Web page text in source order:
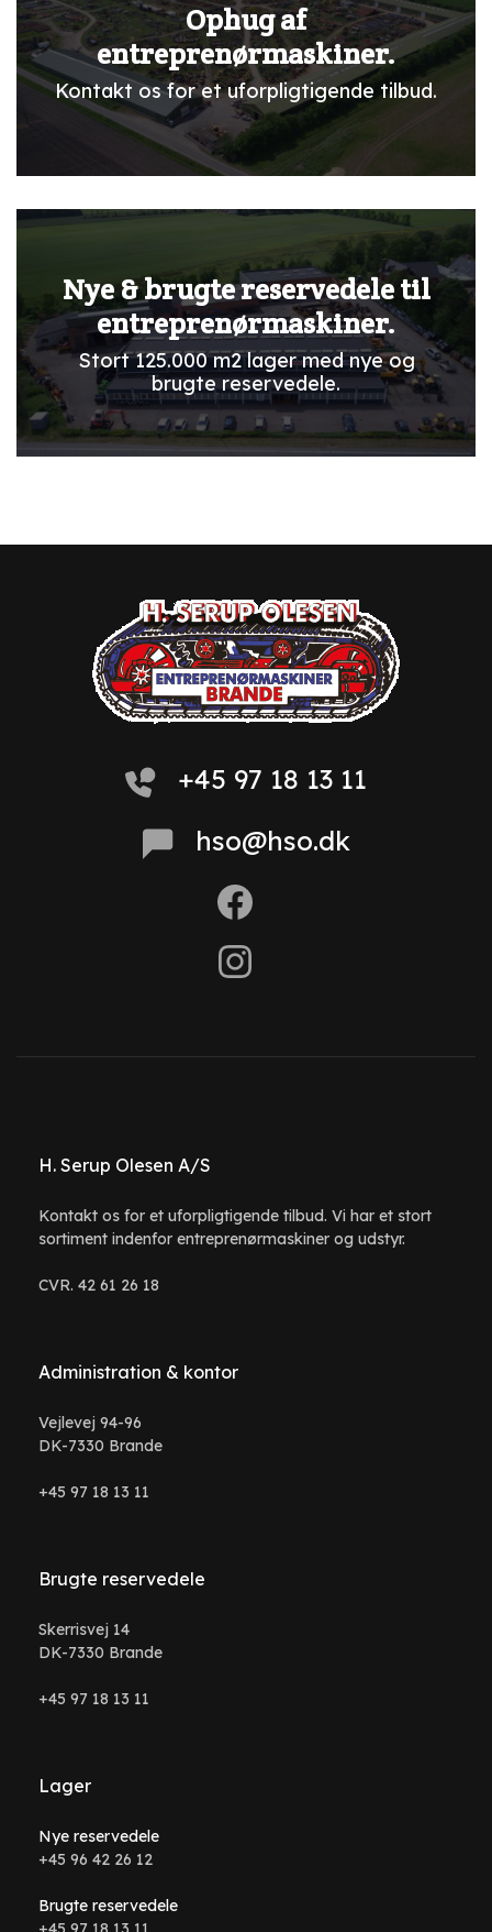
Ophug af
entreprenørmaskiner.
Kontakt os for et uforpligtigende tilbud.
Nye & brugte reservedele til
entreprenørmaskiner.
Stort 125.000 m2 lager med nye og
brugte reservedele.
+45 97 18 13 11
hso@hso.dk
H. Serup Olesen A/S
Kontakt os for et uforpligtigende tilbud. Vi har et stort
sortiment indenfor entreprenørmaskiner og udstyr.
CVR. 42 61 26 18
Administration & kontor
Vejlevej 94-96
DK-7330 Brande
+45 97 18 13 11
Brugte reservedele
Skerrisvej 14
DK-7330 Brande
+45 97 18 13 11
Lager
Nye reservedele
+45 96 42 26 12
Brugte reservedele